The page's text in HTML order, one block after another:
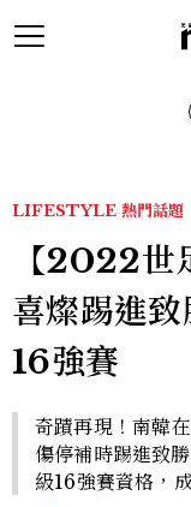
LIFESTYLE 熱門話題
【2022世
喜燦踢進
16強賽
奇蹟再現！南韓
傷停補時踢進致
級16強賽資格，